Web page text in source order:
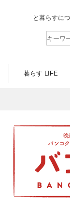
と暮らすに
暮らす LIFE